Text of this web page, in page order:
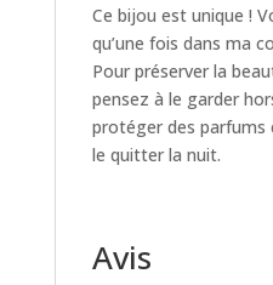
Ce bijou est unique !
qu’une fois dans ma
Pour préserver la
pensez à le garder
protéger des
le quitter la nuit.
Avis